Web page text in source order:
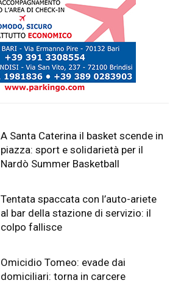
A Santa Caterina il basket scende in
piazza: sport e solidarietà per il
Nardò Summer Basketball
Tentata spaccata con l’auto-ariete
al bar della stazione di servizio: il
colpo fallisce
Omicidio Tomeo: evade dai
domiciliari: torna in carcere